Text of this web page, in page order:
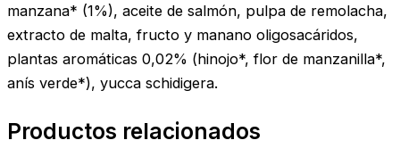
manzana* (1%), aceite de salmón, pulpa de remolacha,
extracto de malta, fructo y manano oligosacáridos,
plantas aromáticas 0,02% (hinojo*, flor de manzanilla*,
anís verde*), yucca schidigera.
Productos relacionados